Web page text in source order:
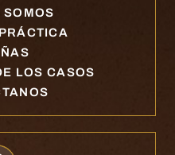
SOMOS
LOS CASOS